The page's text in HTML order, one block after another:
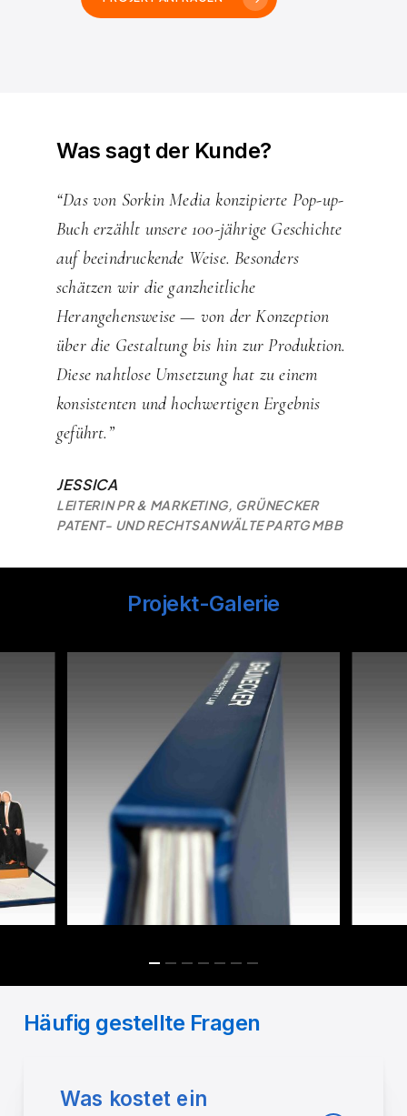
Was sagt der Kunde?
“Das von Sorkin Media konzipierte Pop-up-
Buch erzählt unsere 100-jährige Geschichte
auf beeindruckende Weise. Besonders
schätzen wir die ganzheitliche
Herangehensweise — von der Konzeption
über die Gestaltung bis hin zur Produktion.
Diese nahtlose Umsetzung hat zu einem
konsistenten und hochwertigen Ergebnis
geführt.”
JESSICA
LEITERIN PR & MARKETING, GRÜNECKER
PATENT- UND RECHTSANWÄLTE PARTG MBB
Projekt-Galerie
Häufig gestellte Fragen
Was kostet ein